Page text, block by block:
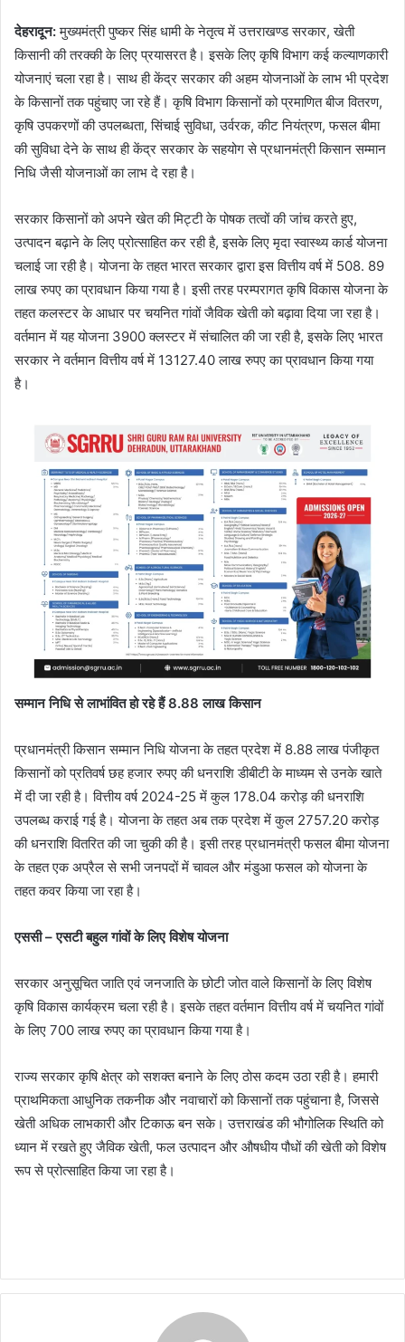
देहरादून: मुख्यमंत्री पुष्कर सिंह धामी के नेतृत्व में उत्तराखण्ड सरकार, खेती
किसानी की तरक्की के लिए प्रयासरत है। इसके लिए कृषि विभाग कई कल्याणकारी
योजनाएं चला रहा है। साथ ही केंद्र सरकार की अहम योजनाओं के लाभ भी प्रदेश
के किसानों तक पहुंचाए जा रहे हैं। कृषि विभाग किसानों को प्रमाणित बीज वितरण,
कृषि उपकरणों की उपलब्धता, सिंचाई सुविधा, उर्वरक, कीट नियंत्रण, फसल बीमा
की सुविधा देने के साथ ही केंद्र सरकार के सहयोग से प्रधानमंत्री किसान सम्मान
निधि जैसी योजनाओं का लाभ दे रहा है।
सरकार किसानों को अपने खेत की मिट्टी के पोषक तत्वों की जांच करते हुए,
उत्पादन बढ़ाने के लिए प्रोत्साहित कर रही है, इसके लिए मृदा स्वास्थ्य कार्ड योजना
चलाई जा रही है। योजना के तहत भारत सरकार द्वारा इस वित्तीय वर्ष में 508. 89
लाख रुपए का प्रावधान किया गया है। इसी तरह परम्परागत कृषि विकास योजना के
तहत कलस्टर के आधार पर चयनित गांवों जैविक खेती को बढ़ावा दिया जा रहा है।
वर्तमान में यह योजना 3900 क्लस्टर में संचालित की जा रही है, इसके लिए भारत
सरकार ने वर्तमान वित्तीय वर्ष में 13127.40 लाख रुपए का प्रावधान किया गया
है।
सम्मान निधि से लाभांवित हो रहे हैं8.88लाख किसान
प्रधानमंत्री किसान सम्मान निधि योजना के तहत प्रदेश में 8.88 लाख पंजीकृत
किसानों को प्रतिवर्ष छह हजार रुपए की धनराशि डीबीटी के माध्यम से उनके खाते
में दी जा रही है। वित्तीय वर्ष 2024-25 में कुल 178.04 करोड़ की धनराशि
उपलब्ध कराई गई है। योजना के तहत अब तक प्रदेश में कुल 2757.20 करोड़
की धनराशि वितरित की जा चुकी की है। इसी तरह प्रधानमंत्री फसल बीमा योजना
के तहत एक अप्रैल से सभी जनपदों में चावल और मंडुआ फसल को योजना के
तहत कवर किया जा रहा है।
एससी–एसटी बहुल गांवों के लिए विशेष योजना
सरकार अनुसूचित जाति एवं जनजाति के छोटी जोत वाले किसानों के लिए विशेष
कृषि विकास कार्यक्रम चला रही है। इसके तहत वर्तमान वित्तीय वर्ष में चयनित गांवों
के लिए 700 लाख रुपए का प्रावधान किया गया है।
राज्य सरकार कृषि क्षेत्र को सशक्त बनाने के लिए ठोस कदम उठा रही है। हमारी
प्राथमिकता आधुनिक तकनीक और नवाचारों को किसानों तक पहुंचाना है, जिससे
खेती अधिक लाभकारी और टिकाऊ बन सके। उत्तराखंड की भौगोलिक स्थिति को
ध्यान में रखते हुए जैविक खेती, फल उत्पादन और औषधीय पौधों की खेती को विशेष
रूप से प्रोत्साहित किया जा रहा है।